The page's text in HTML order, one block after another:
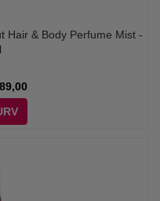
Hair & Body Perfume Mist -